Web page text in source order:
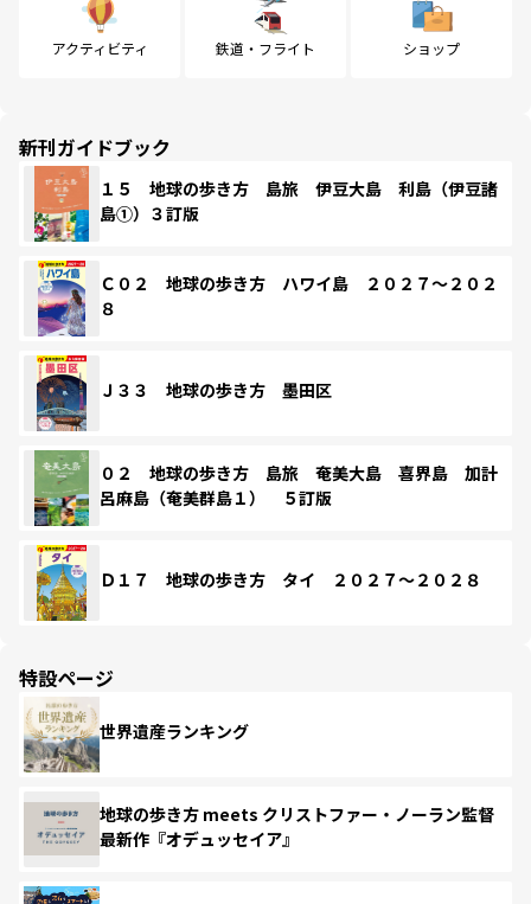
アクティビティ 鉄道・フライト ショップ
新刊ガイドブック
１５ 地球の歩き方 島旅 伊豆大島 利島（伊豆諸
島①）３訂版
Ｃ０２ 地球の歩き方 ハワイ島 ２０２７～２０２
８
Ｊ３３ 地球の歩き方 墨田区
０２ 地球の歩き方 島旅 奄美大島 喜界島 加計
呂麻島（奄美群島１） ５訂版
Ｄ１７ 地球の歩き方 タイ ２０２７～２０２８
特設ページ
世界遺産ランキング
地球の歩き方 meets クリストファー・ノーラン監督
最新作『オデュッセイア』